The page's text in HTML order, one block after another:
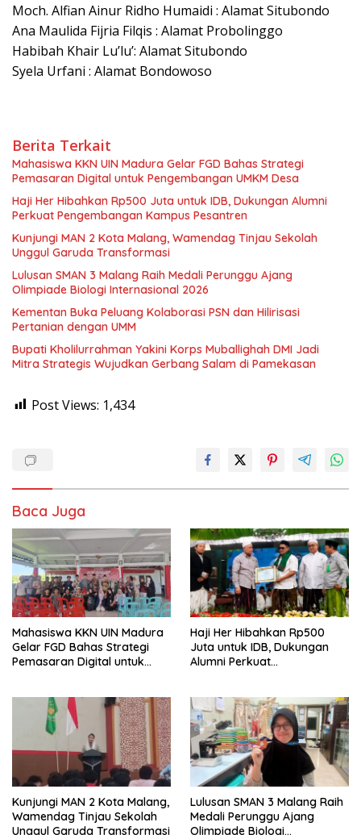
Moch. Alfian Ainur Ridho Humaidi : Alamat Situbondo
Ana Maulida Fijria Filqis : Alamat Probolinggo
Habibah Khair Lu’lu’: Alamat Situbondo
Syela Urfani : Alamat Bondowoso
Berita Terkait
Mahasiswa KKN UIN Madura Gelar FGD Bahas Strategi
Pemasaran Digital untuk Pengembangan UMKM Desa
Haji Her Hibahkan Rp500 Juta untuk IDB, Dukungan Alumni
Perkuat Pengembangan Kampus Pesantren
Kunjungi MAN 2 Kota Malang, Wamendag Tinjau Sekolah
Unggul Garuda Transformasi
Lulusan SMAN 3 Malang Raih Medali Perunggu Ajang
Olimpiade Biologi Internasional 2026
Kementan Buka Peluang Kolaborasi PSN dan Hilirisasi
Pertanian dengan UMM
Bupati Kholilurrahman Yakini Korps Muballighah DMI Jadi
Mitra Strategis Wujudkan Gerbang Salam di Pamekasan
Post Views: 1,434
Baca Juga
Mahasiswa KKN UIN Madura
Gelar FGD Bahas Strategi
Pemasaran Digital untuk
Haji Her Hibahkan Rp500
Juta untuk IDB, Dukungan
Alumni Perkuat
Kunjungi MAN 2 Kota Malang,
Wamendag Tinjau Sekolah
Unggul Garuda Transformasi
Lulusan SMAN 3 Malang Raih
Medali Perunggu Ajang
Olimpiade Biologi